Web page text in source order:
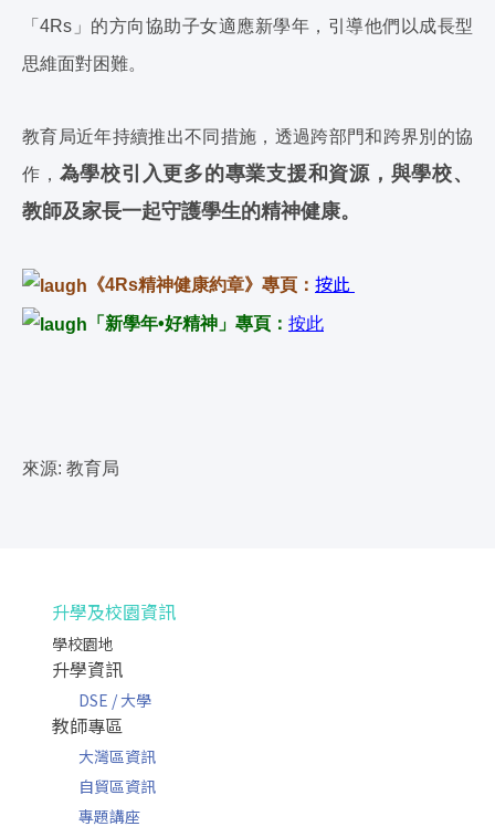
「4Rs」的方向協助子女適應新學年，引導他們以成長型
思維面對困難。
教育局近年持續推出不同措施，透過跨部門和跨界別的協
作， 為學校引入更多的專業支援和資源，與學校、
教師及家長一起守護學生的精神健康。
《4Rs精神健康約章》專頁： 按此
「新學年•好精神」專頁： 按此
來源: 教育局
升學及校園資訊
學校園地
升學資訊
DSE / 大學
教師專區
大灣區資訊
自貿區資訊
專題講座